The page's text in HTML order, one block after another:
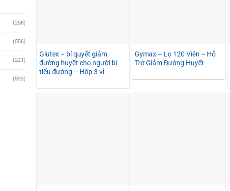
(258)
(556)
(221)
(593)
Glutex – bí quyết giảm
đường huyết cho người bị
tiểu đường – Hộp 3 vỉ
Gymax – Lọ 120 Viên – Hỗ
Trợ Giảm Đường Huyết